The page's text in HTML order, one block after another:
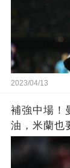
2023/04/13
補強中場！
油，米蘭也